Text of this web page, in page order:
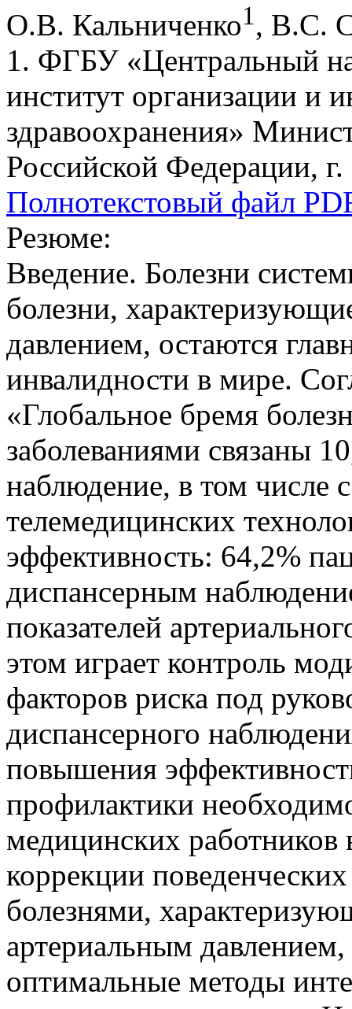
О.В. Кальниченко1, В.С.
1. ФГБУ «Центральный
институт организации и
здравоохранения»
Российской Федерации,
Полнотекстовый файл
Резюме:
Введение. Болезни
болезни,
давлением, остаются
инвалидности в мире.
«Глобальное бремя
заболеваниями связаны
наблюдение, в том числе
телемедицинских
эффективность: 64,2%
диспансерным
показателей
этом играет контроль
факторов риска под
диспансерного
повышения
профилактики
медицинских работников
коррекции
болезнями,
артериальным
оптимальные методы